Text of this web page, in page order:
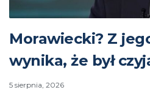
Morawiecki? Z
wynika, że był
5 sierpnia, 2026